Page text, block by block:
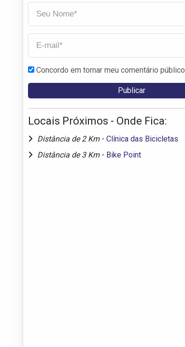
Concordo em tornar meu comentário público
Locais Próximos - Onde Fica:
Distância de 2 Km - Clínica das Bicicletas
Distância de 3 Km - Bike Point